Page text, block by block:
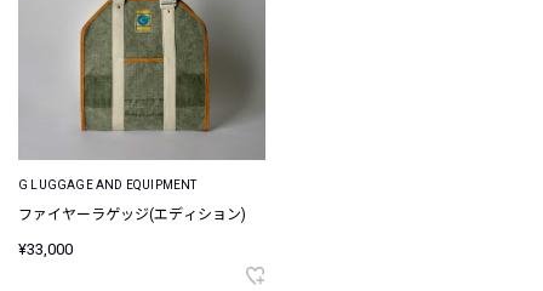
G LUGGAGE AND EQUIPMENT
ファイヤーラゲッジ(エディション)
¥33,000